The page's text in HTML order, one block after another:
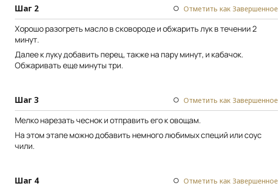
Шаг 2 Отметить как Завершенное
Хорошо разогреть масло в сковороде и обжарить лук в течении 2
минут.
Далее к луку добавить перец, также на пару минут, и кабачок.
Обжаривать еще минуты три.
Шаг 3 Отметить как Завершенное
Мелко нарезать чеснок и отправить его к овощам.
На этом этапе можно добавить немного любимых специй или соус
чили.
Шаг 4 Отметить как Завершенное